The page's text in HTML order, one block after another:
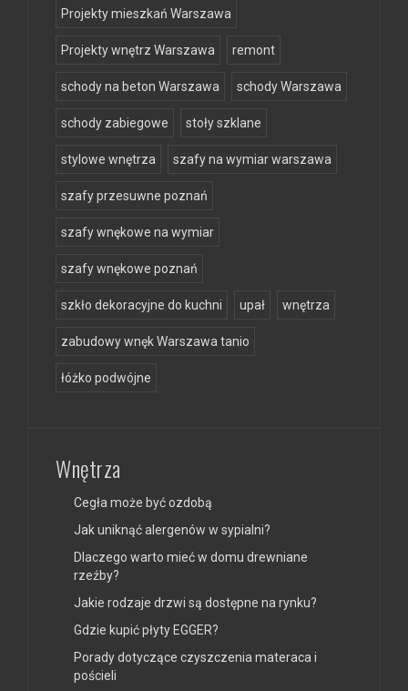
Projekty mieszkań Warszawa
Projekty wnętrz Warszawa remont
schody na beton Warszawa schody Warszawa
schody zabiegowe stoły szklane
stylowe wnętrza szafy na wymiar warszawa
szafy przesuwne poznań
szafy wnękowe na wymiar
szafy wnękowe poznań
szkło dekoracyjne do kuchni upał wnętrza
zabudowy wnęk Warszawa tanio
łóżko podwójne
Wnętrza
Cegła może być ozdobą
Jak uniknąć alergenów w sypialni?
Dlaczego warto mieć w domu drewniane
rzeźby?
Jakie rodzaje drzwi są dostępne na rynku?
Gdzie kupić płyty EGGER?
Porady dotyczące czyszczenia materaca i
pościeli